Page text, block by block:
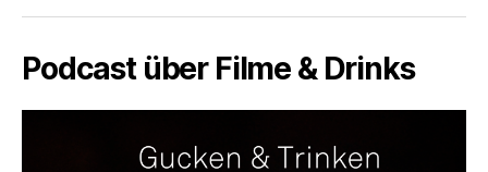
Podcast über Filme & Drinks